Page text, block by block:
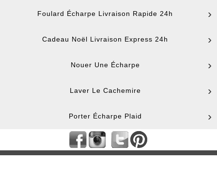
Foulard Écharpe Livraison Rapide 24h
Cadeau Noël Livraison Express 24h
Nouer Une Écharpe
Laver Le Cachemire
Porter Écharpe Plaid